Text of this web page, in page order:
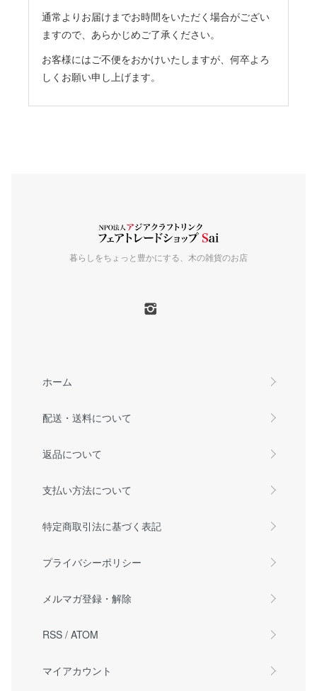
通常よりお届けまでお時間をいただく場合がござい
ますので、あらかじめご了承ください。
お客様にはご不便をおかけいたしますが、何卒よろ
しくお願い申し上げます。
暮らしをちょっと豊かにする、木の雑貨のお店
ホーム
配送・送料について
返品について
支払い方法について
特定商取引法に基づく表記
プライバシーポリシー
メルマガ登録・解除
RSS / ATOM
マイアカウント